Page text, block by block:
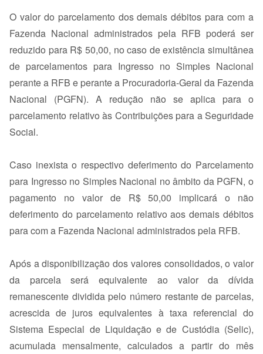
O valor do parcelamento dos demais débitos para com a
Fazenda Nacional administrados pela RFB poderá ser
reduzido para R$ 50,00, no caso de existência simultânea
de parcelamentos para Ingresso no Simples Nacional
perante a RFB e perante a Procuradoria-Geral da Fazenda
Nacional (PGFN). A redução não se aplica para o
parcelamento relativo às Contribuições para a Seguridade
Social.
Caso inexista o respectivo deferimento do Parcelamento
para Ingresso no Simples Nacional no âmbito da PGFN, o
pagamento no valor de R$ 50,00 implicará o não
deferimento do parcelamento relativo aos demais débitos
para com a Fazenda Nacional administrados pela RFB.
Após a disponibilização dos valores consolidados, o valor
da parcela será equivalente ao valor da dívida
remanescente dividida pelo número restante de parcelas,
acrescida de juros equivalentes à taxa referencial do
Sistema Especial de Liquidação e de Custódia (Selic),
acumulada mensalmente, calculados a partir do mês